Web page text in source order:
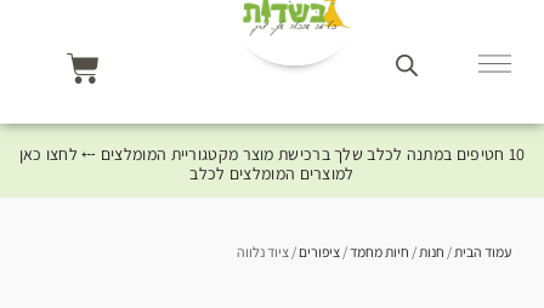
10 חטיפים במתנה לכלב שלך ברכישת מוצר מקטגוריית המומלצים ⤎ לחצו כאן
למוצרים המומלצים לכלב
עמוד הבית / חנות / חיות מחמד/ ציפורים / ציוד נלווה